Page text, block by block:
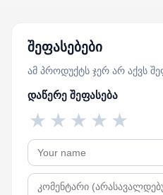
შეფასებები
ამ პროდუქტს ჯერ არ აქვს
დაწერე შეფასება
★
★
★
★
★